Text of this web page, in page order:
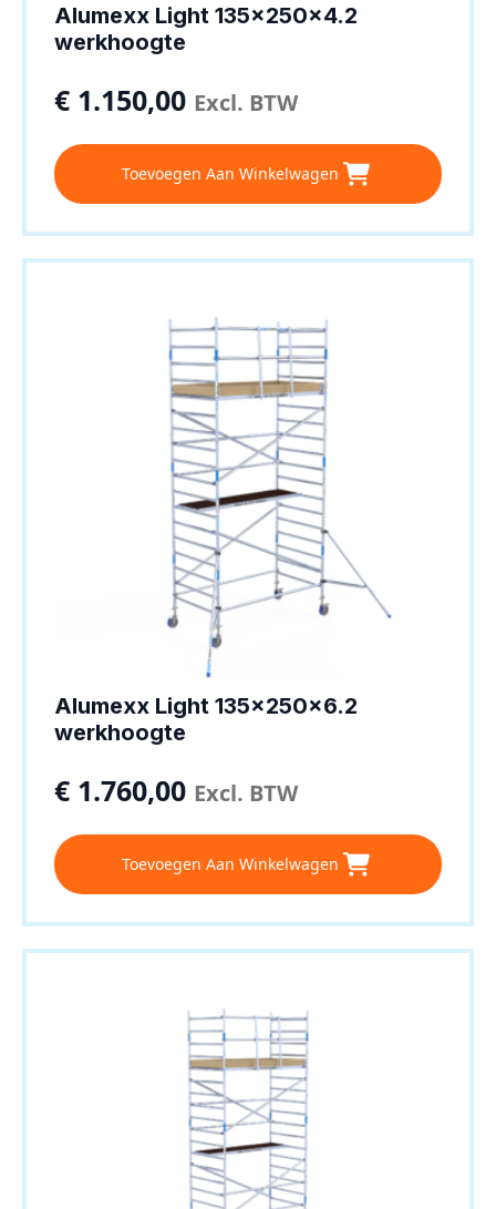
Alumexx Light 135x250x4.2
werkhoogte
€ 1.150,00 Excl. BTW
Toevoegen Aan Winkelwagen
Alumexx Light 135x250x6.2
werkhoogte
€ 1.760,00 Excl. BTW
Toevoegen Aan Winkelwagen